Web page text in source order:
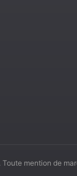
mention de